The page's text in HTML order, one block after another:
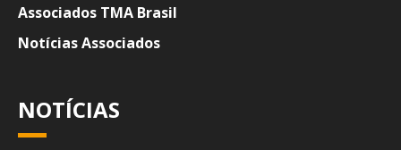
Associados TMA Brasil
Notícias Associados
NOTÍCIAS